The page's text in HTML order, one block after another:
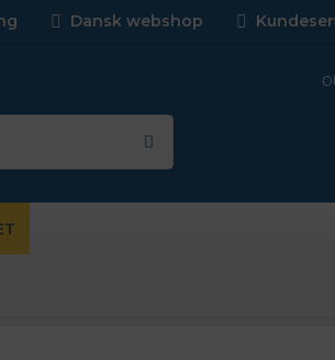
Dansk webshop